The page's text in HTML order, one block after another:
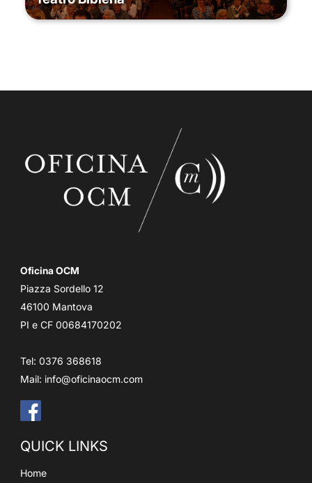
Oficina OCM
Piazza Sordello 12
46100 Mantova
PI e CF 00684170202
Tel: 0376 368618
Mail: info@oficinaocm.com
QUICK LINKS
Home